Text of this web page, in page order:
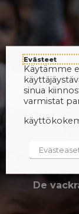
De
Evästeet
Käytämme
sinua
varmistat